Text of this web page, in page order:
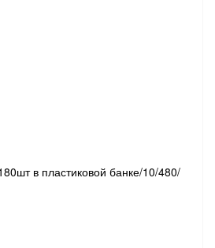
в пластиковой банке/10/480/